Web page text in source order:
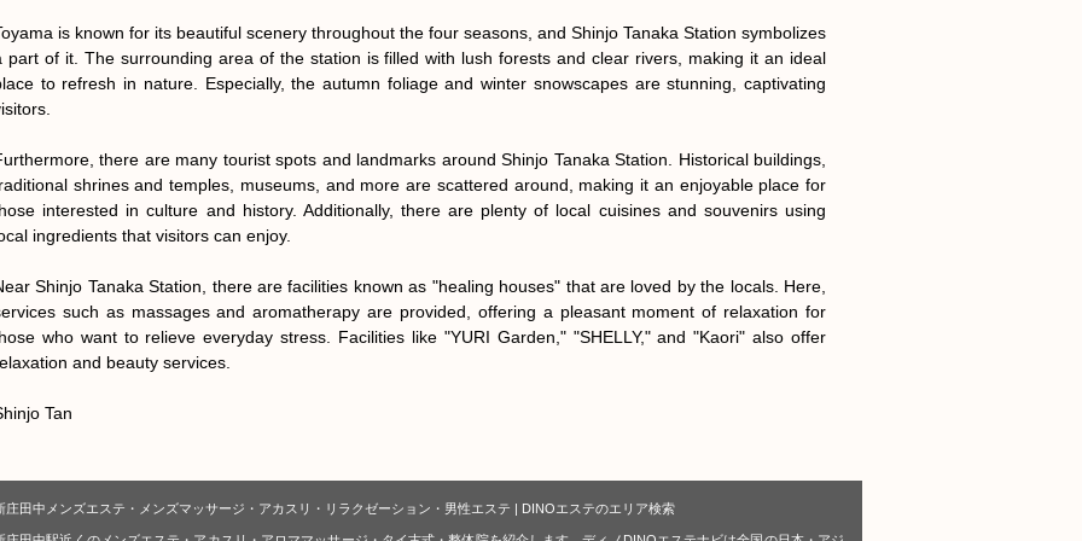
is known for its beautiful scenery throughout the four seasons, and Shinjo Tanaka Station symbolizes
part of it. The surrounding area of the station is filled with lush forests and clear rivers, making it an ideal
to refresh in nature. Especially, the autumn foliage and winter snowscapes are stunning, captivating
there are many tourist spots and landmarks around Shinjo Tanaka Station. Historical buildings,
shrines and temples, museums, and more are scattered around, making it an enjoyable place for
interested in culture and history. Additionally, there are plenty of local cuisines and souvenirs using
ingredients that visitors can enjoy.
Shinjo Tanaka Station, there are facilities known as "healing houses" that are loved by the locals. Here,
such as massages and aromatherapy are provided, offering a pleasant moment of relaxation for
who want to relieve everyday stress. Facilities like "YURI Garden," "SHELLY," and "Kaori" also offer
and beauty services.
Tan
庄田中メンズエステ・メンズマッサージ・アカスリ・リラクゼーション・男性エステ | DINOエステのエリア検索